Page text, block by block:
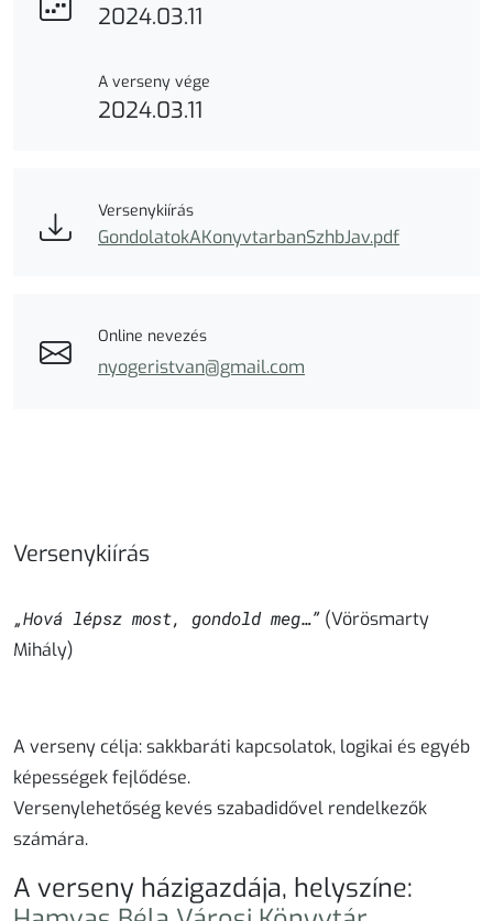
2024.03.11
A verseny vége
2024.03.11
Versenykiírás
GondolatokAKonyvtarbanSzhbJav.pdf
Online nevezés
nyogeristvan@gmail.com
Versenykiírás
„Hová lépsz most, gondold meg…” (Vörösmarty
Mihály)
A verseny célja: sakkbaráti kapcsolatok, logikai és egyéb
képességek fejlődése.
Versenylehetőség kevés szabadidővel rendelkezők
számára.
A verseny házigazdája, helyszíne: